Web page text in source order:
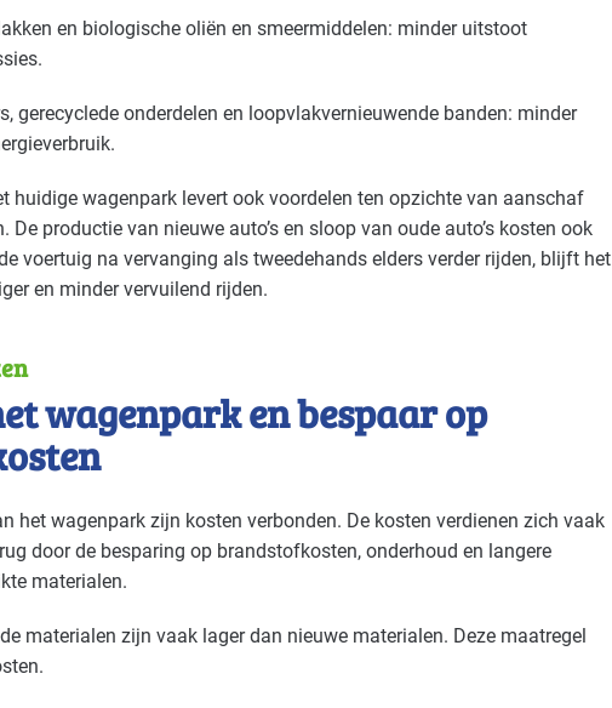
en biologische oliën en smeermiddelen: minder uitstoot
gerecyclede onderdelen en loopvlakvernieuwende banden: minder
huidige wagenpark levert ook voordelen ten opzichte van aanschaf
De productie van nieuwe auto’s en sloop van oude auto’s kosten ook
voertuig na vervanging als tweedehands elders verder rijden, blijft het
en minder vervuilend rijden.
wagenpark en bespaar op
het wagenpark zijn kosten verbonden. De kosten verdienen zich vaak
door de besparing op brandstofkosten, onderhoud en langere
materialen.
materialen zijn vaak lager dan nieuwe materialen. Deze maatregel